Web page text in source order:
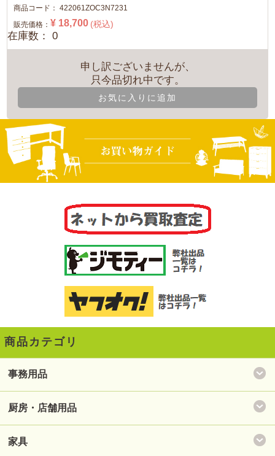
商品コード：422061ZOC3N7231
販売価格：¥ 18,700 (税込)
在庫数： 0
申し訳ございませんが、
只今品切れ中です。
お気に入りに追加
商品カテゴリ
事務用品
厨房・店舗用品
家具